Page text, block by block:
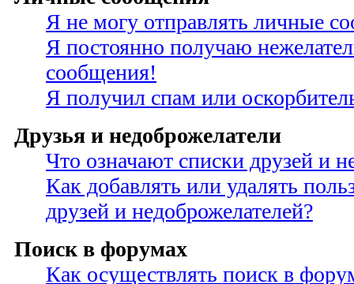
Я не могу отправлять личные
Я постоянно получаю
сообщения!
Я получил спам или
Друзья и недоброжелатели
Что означают списки друзей и
Как добавлять или удалять
друзей и недоброжелателей?
Поиск в форумах
Как осуществлять поиск в